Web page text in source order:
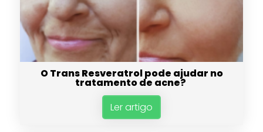
O Trans Resveratrol pode ajudar no
tratamento de acne?
Ler artigo